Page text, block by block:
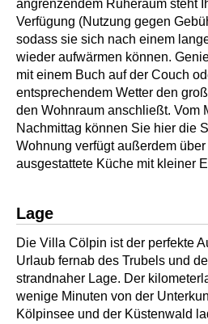
angrenzendem Ruheraum steht
Verfügung (Nutzung gegen
sodass sie sich nach einem
wieder aufwärmen können.
mit einem Buch auf der Couch
entsprechendem Wetter den
den Wohnraum anschließt. Vom
Nachmittag können Sie hier die
Wohnung verfügt außerdem über
ausgestattete Küche mit kleiner
Lage
Die Villa Cölpin ist der perfekte
Urlaub fernab des Trubels und
strandnaher Lage. Der
wenige Minuten von der
Kölpinsee und der Küstenwald